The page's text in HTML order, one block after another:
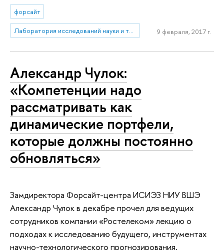
форсайт
Лаборатория исследований науки и технологий 9 февраля, 2017 г.
Александр Чулок:
«Компетенции надо
рассматривать как
динамические портфели,
которые должны постоянно
обновляться»
Замдиректора Форсайт-центра ИСИЭЗ НИУ ВШЭ
Александр Чулок в декабре прочел для ведущих
сотрудников компании «Ростелеком» лекцию о
подходах к исследованию будущего, инструментах
научно-технологического прогнозирования,